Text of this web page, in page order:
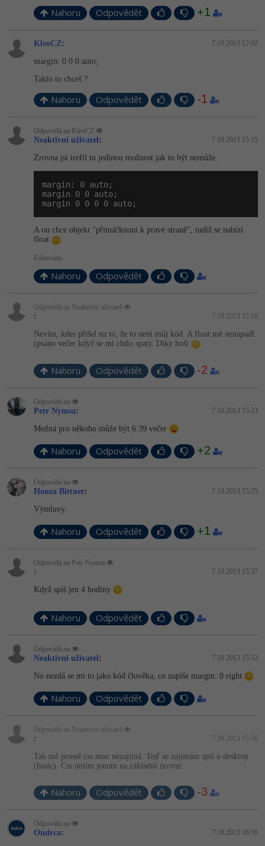
Nahoru Odpovědět +1
KleoCZ: 7.10.2013 12:02
margin: 0 0 0 auto;
Takto to chceš ?
Nahoru Odpovědět -1
Odpovídá na KleoCZ
Neaktivní uživatel: 7.10.2013 15:15
Zrovna jsi trefil tu jedinou možnost jak to být nemůže.
margin: 0 auto;
margin 0 0 auto;
margin 0 0 0 0 auto;
A on chce objekt "přimáčknout k pravé straně", tudíž se nabízí
float
Editováno
Nahoru Odpovědět
Odpovídá na Neaktivní uživatel
: 7.10.2013 15:18
Nevím, kdes přišel na to, že to není můj kód. A float mě nenapadl
(psáno večer když se mi chtlo spat). Díky hoši
Nahoru Odpovědět -2
Odpovídá na
Petr Nymsa: 7.10.2013 15:23
Možná pro někoho může být 6:39 večer
Nahoru Odpovědět +2
Odpovídá na
Honza Bittner: 7.10.2013 15:25
Výmluvy.
Nahoru Odpovědět +1
Odpovídá na Petr Nymsa
: 7.10.2013 15:37
Když spíš jen 4 hodiny
Nahoru Odpovědět
Odpovídá na
Neaktivní uživatel: 7.10.2013 15:52
No nezdá se mi to jako kód člověka, co napíše margin: 0 right
Nahoru Odpovědět
Odpovídá na Neaktivní uživatel
: 7.10.2013 15:56
Tak mě prostě css moc nezajímá. Teď se zajímám spíš o desktop
(basic). Css umím jenom na základní úrovni.
Nahoru Odpovědět -3
Odpovídá na
Ondrca: 7.10.2013 16:16